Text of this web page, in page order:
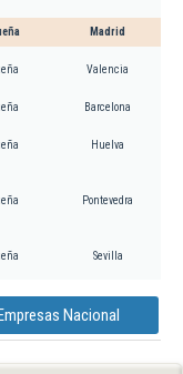
Madrid
Valencia
Barcelona
Huelva
Pontevedra
Sevilla
Nacional